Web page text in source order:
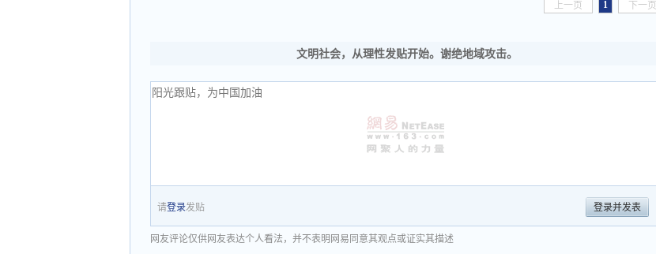
上一页 1 下一页
文明社会，从理性发贴开始。谢绝地域攻击。
请登录发贴 登录并发表
网友评论仅供网友表达个人看法，并不表明网易同意其观点或证实其描述